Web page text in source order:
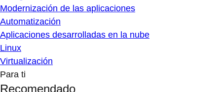
Modernización de las aplicaciones
Automatización
Aplicaciones desarrolladas en la nube
Linux
Virtualización
Para ti
Recomendado